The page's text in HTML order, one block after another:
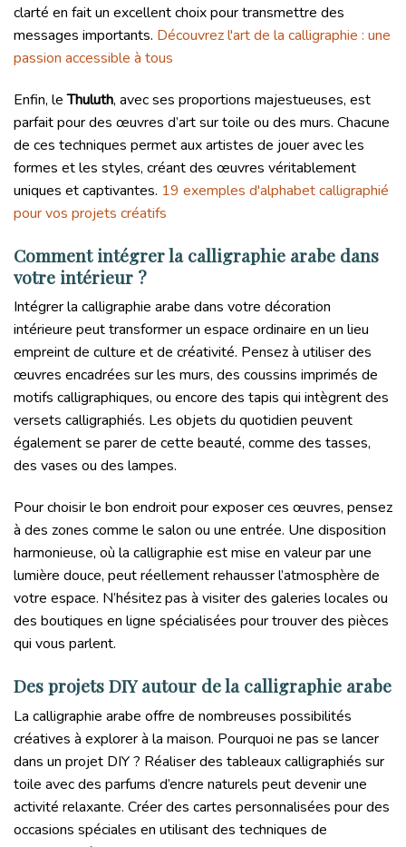
clarté en fait un excellent choix pour transmettre des
messages importants. Découvrez l'art de la calligraphie : une
passion accessible à tous
Enfin, leThuluth, avec ses proportions majestueuses, est
parfait pour des œuvres d’art sur toile ou des murs. Chacune
de ces techniques permet aux artistes de jouer avec les
formes et les styles, créant des œuvres véritablement
uniques et captivantes. 19 exemples d'alphabet calligraphié
pour vos projets créatifs
Comment intégrer la calligraphie arabe dans
votre intérieur ?
Intégrer la calligraphie arabe dans votre décoration
intérieure peut transformer un espace ordinaire en un lieu
empreint de culture et de créativité. Pensez à utiliser des
œuvres encadrées sur les murs, des coussins imprimés de
motifs calligraphiques, ou encore des tapis qui intègrent des
versets calligraphiés. Les objets du quotidien peuvent
également se parer de cette beauté, comme des tasses,
des vases ou des lampes.
Pour choisir le bon endroit pour exposer ces œuvres, pensez
à des zones comme le salon ou une entrée. Une disposition
harmonieuse, où la calligraphie est mise en valeur par une
lumière douce, peut réellement rehausser l’atmosphère de
votre espace. N’hésitez pas à visiter des galeries locales ou
des boutiques en ligne spécialisées pour trouver des pièces
qui vous parlent.
Des projets DIY autour de la calligraphie arabe
La calligraphie arabe offre de nombreuses possibilités
créatives à explorer à la maison. Pourquoi ne pas se lancer
dans un projet DIY ? Réaliser des tableaux calligraphiés sur
toile avec des parfums d’encre naturels peut devenir une
activité relaxante. Créer des cartes personnalisées pour des
occasions spéciales en utilisant des techniques de